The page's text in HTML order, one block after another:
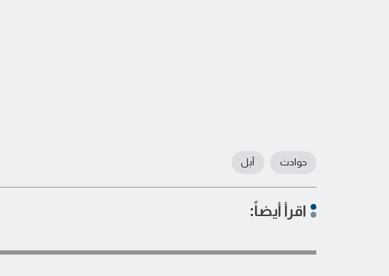
حوادث آبل
اقرأ أيضاً: